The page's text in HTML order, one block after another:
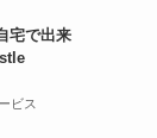
宅で出来
ビス